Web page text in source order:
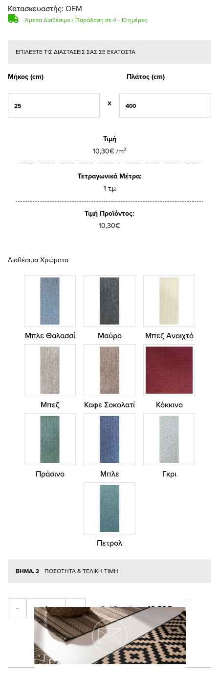
Κατασκευαστής: ΟΕΜ
Άμεσα Διαθέσιμο / Παράδοση σε 4 - 10 ημέρες
ΕΠΙΛΕΞΤΕ ΤΙΣ ΔΙΑΣΤΑΣΕΙΣ ΣΑΣ ΣΕ ΕΚΑΤΟΣΤΑ
Μήκος (cm) Πλάτος (cm)
X
Τιμή
10,30€ /m²
Τετραγωνικά Μέτρα:
1 τ.μ
Τιμή Προϊόντος:
10,30€
Διαθέσιμα Χρώματα
Μπλε Θαλασσί Μαύρο Μπεζ Ανοιχτό
Μπεζ Καφε Σοκολατί Κόκκινο
Πράσινο Μπλε Γκρι
Πετρολ
ΒΗΜΑ. 2 ΠΟΣΟΤΗΤΑ & ΤΕΛΙΚΗ ΤΙΜΗ
- + Τιμή Τεμαχίου: 10,30€